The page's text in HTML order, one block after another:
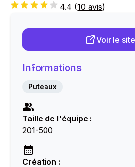
4.4 (10 avis)
Voir le site
Informations
Puteaux
Taille de l'équipe :
201-500
Création :